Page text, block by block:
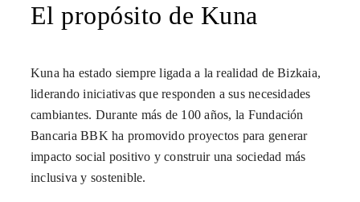
El propósito de Kuna
Kuna ha estado siempre ligada a la realidad de Bizkaia,
liderando iniciativas que responden a sus necesidades
cambiantes. Durante más de 100 años, la Fundación
Bancaria BBK ha promovido proyectos para generar
impacto social positivo y construir una sociedad más
inclusiva y sostenible.